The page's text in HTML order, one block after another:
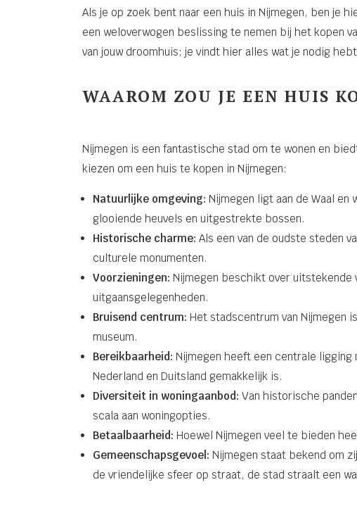
Als je op zoek bent naar een huis in Nijmegen, ben je
een weloverwogen beslissing te nemen bij het kopen
van jouw droomhuis; je vindt hier alles wat je nodig
WAAROM ZOU JE EEN HUIS
Nijmegen is een fantastische stad om te wonen en
kiezen om een huis te kopen in Nijmegen:
Natuurlijke omgeving: Nijmegen ligt aan de Waal
glooiende heuvels en uitgestrekte bossen.
Historische charme: Als een van de oudste steden
culturele monumenten.
Voorzieningen: Nijmegen beschikt over
uitgaansgelegenheden.
Bruisend centrum: Het stadscentrum van Nijmegen
museum.
Bereikbaarheid: Nijmegen heeft een centrale ligging
Nederland en Duitsland gemakkelijk is.
Diversiteit in woningaanbod: Van historische
scala aan woningopties.
Betaalbaarheid: Hoewel Nijmegen veel te bieden
Gemeenschapsgevoel: Nijmegen staat bekend om
de vriendelijke sfeer op straat, de stad straalt een